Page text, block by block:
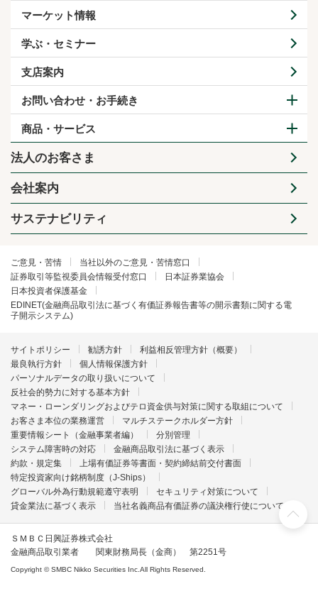
マーケット情報
学ぶ・セミナー
支店案内
お問い合わせ・お手続き
商品・サービス
法人のお客さま
会社案内
サステナビリティ
ご意見・苦情
当社以外のご意見・苦情窓口
証券取引等監視委員会情報受付窓口
日本証券業協会
日本投資者保護基金
EDINET(金融商品取引法に基づく有価証券報告書等の開示書類に関する電
子開示システム)
サイトポリシー 勧誘方針
利益相反管理方針（概要）
最良執行方針
個人情報保護方針
パーソナルデータの取り扱いについて
反社会的勢力に対する基本方針
マネー・ローンダリングおよびテロ資金供与対策に関する取組について
お客さま本位の業務運営
マルチステークホルダー方針
重要情報シート（金融事業者編）
分別管理
システム障害時の対応
金融商品取引法に基づく表示
約款・規定集
上場有価証券等書面・契約締結前交付書面
特定投資家向け銘柄制度（J-Ships）
グローバル外為行動規範遵守表明
セキュリティ対策について
貸金業法に基づく表示
当社名義商品有価証券の議決権行使について
ＳＭＢＣ日興証券株式会社
金融商品取引業者 関東財務局長（金商） 第2251号
Copyright © SMBC Nikko Securities Inc.All Rights Reserved.